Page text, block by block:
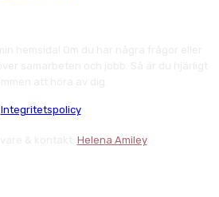
Integritetspolicy
Helena Amiley